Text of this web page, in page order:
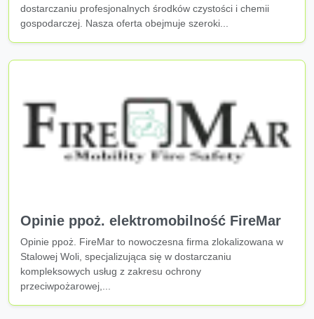
dostarczaniu profesjonalnych środków czystości i chemii
gospodarczej. Nasza oferta obejmuje szeroki...
Opinie ppoż. elektromobilność FireMar
Opinie ppoż. FireMar to nowoczesna firma zlokalizowana w
Stalowej Woli, specjalizująca się w dostarczaniu
kompleksowych usług z zakresu ochrony
przeciwpożarowej,...